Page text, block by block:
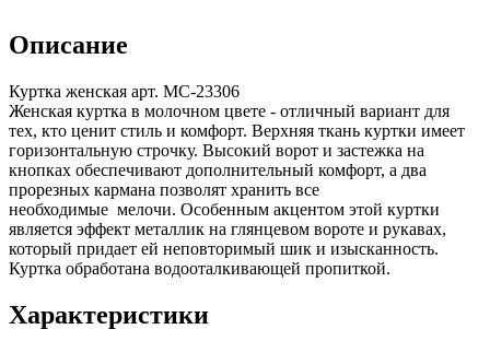
Описание
Куртка женская арт. MC-23306
Женская куртка в молочном цвете - отличный вариант для
тех, кто ценит стиль и комфорт. Верхняя ткань куртки имеет
горизонтальную строчку. Высокий ворот и застежка на
кнопках обеспечивают дополнительный комфорт, а два
прорезных кармана позволят хранить все
необходимые мелочи. Особенным акцентом этой куртки
является эффект металлик на глянцевом вороте и рукавах,
который придает ей неповторимый шик и изысканность.
Куртка обработана водооталкивающей пропиткой.
Характеристики